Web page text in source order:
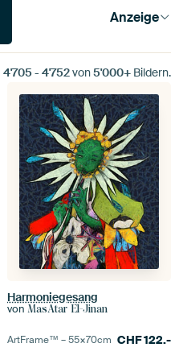
Anzeige
4'705- 4'752von5'000+ Bildern.
Harmoniegesang
von MasAtar El-Jinan
ArtFrame™ –55×70cm CHF122.-